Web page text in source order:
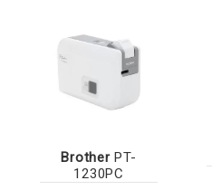
BrotherPT-
1230PC